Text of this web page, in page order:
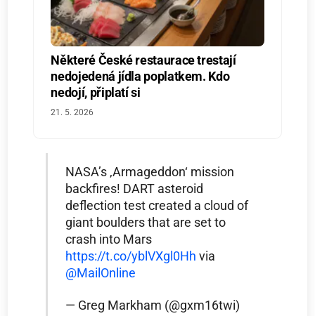
Některé České restaurace trestají
nedojedená jídla poplatkem. Kdo
nedojí, připlatí si
21. 5. 2026
NASA’s ‚Armageddon‘ mission
backfires! DART asteroid
deflection test created a cloud of
giant boulders that are set to
crash into Mars
https://t.co/yblVXgl0Hh via
@MailOnline
— Greg Markham (@gxm16twi)